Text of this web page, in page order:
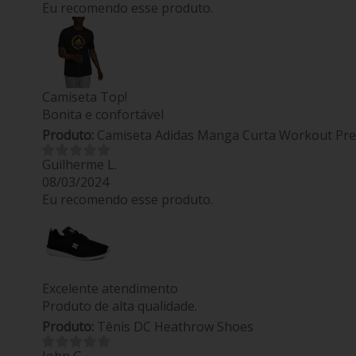
Eu recomendo esse produto.
Camiseta Top!
Bonita e confortável
Produto: Camiseta Adidas Manga Curta Workout
Guilherme L.
08/03/2024
Eu recomendo esse produto.
Excelente atendimento
Produto de alta qualidade.
Produto: Tênis DC Heathrow Shoes